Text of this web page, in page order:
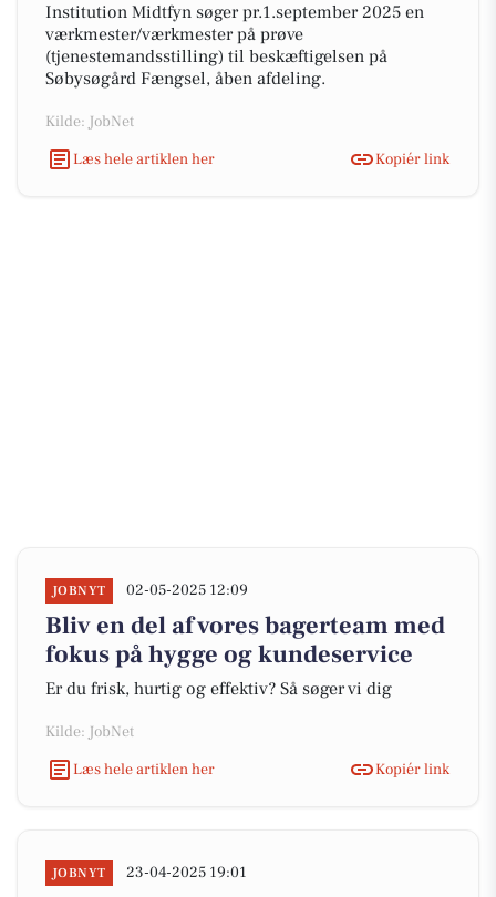
Institution Midtfyn søger pr.1.september 2025 en
værkmester/værkmester på prøve
(tjenestemandsstilling) til beskæftigelsen på
Søbysøgård Fængsel, åben afdeling.
Kilde: JobNet
Læs hele artiklen her
Kopiér link
JOBNYT 02-05-2025 12:09
Bliv en del af vores bagerteam med
fokus på hygge og kundeservice
Er du frisk, hurtig og effektiv? Så søger vi dig
Kilde: JobNet
Læs hele artiklen her
Kopiér link
JOBNYT 23-04-2025 19:01